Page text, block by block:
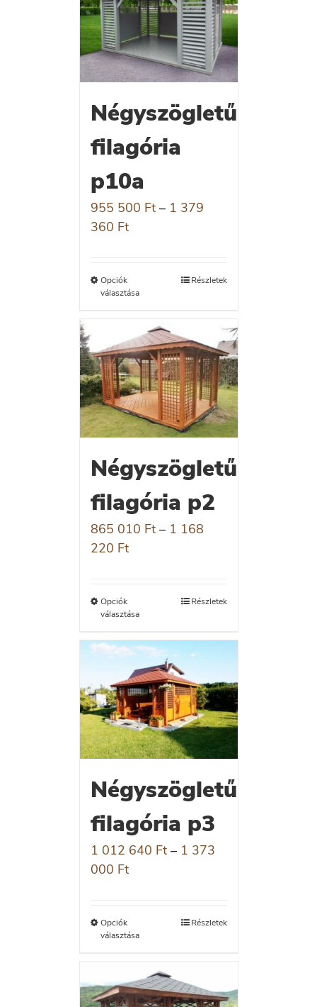
Négyszögletű
filagória
p10a
955 500 Ft– 1 379
360 Ft
Opciók
választása
Részletek
Négyszögletű
filagória p2
865 010 Ft– 1 168
220 Ft
Opciók
választása
Részletek
Négyszögletű
filagória p3
1 012 640 Ft– 1 373
000 Ft
Opciók
választása
Részletek